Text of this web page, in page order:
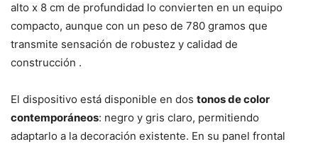
alto x 8 cm de profundidad lo convierten en un equipo
compacto, aunque con un peso de 780 gramos que
transmite sensación de robustez y calidad de
construcción .
El dispositivo está disponible en dos tonos de color
contemporáneos: negro y gris claro, permitiendo
adaptarlo a la decoración existente. En su panel frontal